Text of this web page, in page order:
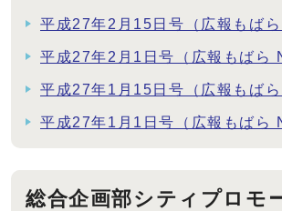
平成27年2月15日号（広報もば
平成27年2月1日号（広報もばら
平成27年1月15日号（広報もば
平成27年1月1日号（広報もばら
総合企画部シティプロモ